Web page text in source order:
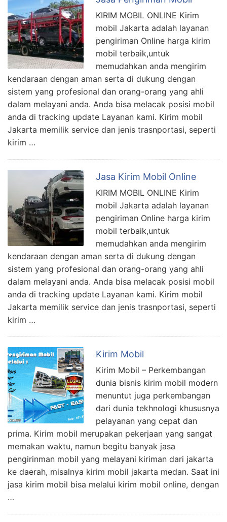
KIRIM MOBIL ONLINE Kirim
mobil Jakarta adalah layanan
pengiriman Online harga kirim
mobil terbaik,untuk
memudahkan anda mengirim
kendaraan dengan aman serta di dukung dengan
sistem yang profesional dan orang-orang yang ahli
dalam melayani anda. Anda bisa melacak posisi mobil
anda di tracking update Layanan kami. Kirim mobil
Jakarta memilik service dan jenis trasnportasi, seperti
kirim …
Jasa Kirim Mobil Online
KIRIM MOBIL ONLINE Kirim
mobil Jakarta adalah layanan
pengiriman Online harga kirim
mobil terbaik,untuk
memudahkan anda mengirim
kendaraan dengan aman serta di dukung dengan
sistem yang profesional dan orang-orang yang ahli
dalam melayani anda. Anda bisa melacak posisi mobil
anda di tracking update Layanan kami. Kirim mobil
Jakarta memilik service dan jenis trasnportasi, seperti
kirim …
Kirim Mobil
Kirim Mobil – Perkembangan
dunia bisnis kirim mobil modern
menuntut juga perkembangan
dari dunia tekhnologi khususnya
pelayanan yang cepat dan
prima. Kirim mobil merupakan pekerjaan yang sangat
memakan waktu, namun begitu banyak jasa
pengirinman mobil yang melayani kiriman dari jakarta
ke daerah, misalnya kirim mobil jakarta medan. Saat ini
jasa kirim mobil bisa melalui kirim mobil online, dengan
…